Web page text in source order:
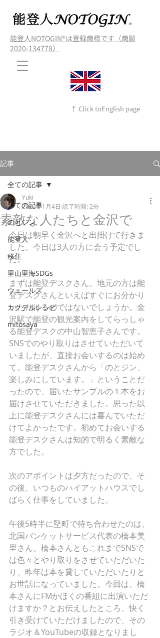
能登人NOTOGIN®️は登録商標です（商願
2020-134778）
↑ Click toEnglish page
記事
全ての記事
のとジン
能登人
移住
里山里海SDGs
ウェールズ
カクテルレシピ
mitosaya
全ての記事
素敵な人たちと金沢で
Yuki
2022年1月4日 読了時間: 2分
今日は朝早く金沢へと出掛けて行きま
した。今日は3人の方に会う予定でし
た。
まずは能登デスクさん。地元の方は能
登デスクさんといえばすぐにお分かり
いただけるのではないでしょうか。金
沢駅で能登の観光案内をしてらっしゃ
る能登デスクの中山智恵子さんです。
SNSでのやり取りはさせていただいて
いましたが、直接お会いするのは始め
て。能登デスクさんから「のとジン、
楽しみにしています。」ということだ
ったので、届いたサンプルの１本をお
届けさせていただきました。思った以
上に能登デスクさんには喜んでいただ
けてよかったです。初めてお会いする
能登デスクさんは知的で明るく素敵な
方でした。
次のアポイントは夕方だったので、そ
の後、いつものハイアットハウスでし
ばらく仕事をしていました。
午後5時半に堅町で待ち合わせたのは、
北国バンケットサービス代表の橋本美
里さん。橋本さんともこれまでSNSで
は色々とやり取りをさせていただいた
り、昨年は本を貸していただいたりと
お世話になっていました。今回は、橋
本さんにFMかほくの番組に出演いただ
けますか？とお伝えしたところ、快く
引き受けていただけましたので、その
ラジオ＆YouTubeの収録となりまし